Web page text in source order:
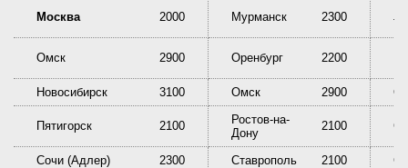
Москва 2000 Мурманск 2300
Омск 2900 Оренбург 2200
Новосибирск 3100 Омск 2900
Пятигорск 2100
Ростов-на-
Дону
2100
Сочи (Адлер) 2300 Ставрополь 2100